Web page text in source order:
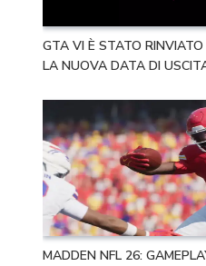
GTA VI È STATO
LA NUOVA DATA DI
MADDEN NFL 26: